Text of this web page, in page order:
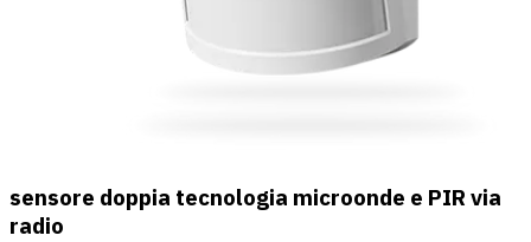
sensore doppia tecnologia microonde e PIR via
radio